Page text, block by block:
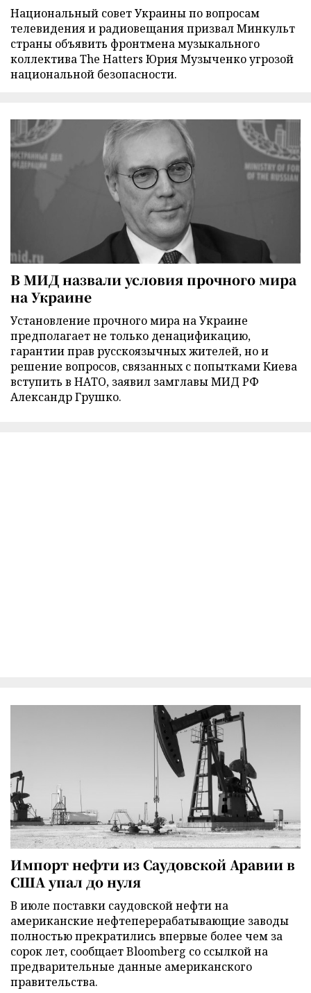
Национальный совет Украины по вопросам
телевидения и радиовещания призвал Минкульт
страны объявить фронтмена музыкального
коллектива The Hatters Юрия Музыченко угрозой
национальной безопасности.
В МИД назвали условия прочного мира
на Украине
Установление прочного мира на Украине
предполагает не только денацификацию,
гарантии прав русскоязычных жителей, но и
решение вопросов, связанных с попытками Киева
вступить в НАТО, заявил замглавы МИД РФ
Александр Грушко.
Импорт нефти из Саудовской Аравии в
США упал до нуля
В июле поставки саудовской нефти на
американские нефтеперерабатывающие заводы
полностью прекратились впервые более чем за
сорок лет, сообщает Bloomberg со ссылкой на
предварительные данные американского
правительства.